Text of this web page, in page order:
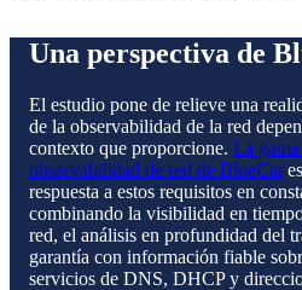
Una perspectiva de
El estudio pone de relieve una
de la observabilidad de la red
contexto que proporcione. La
observabilidad de red de BlueCat
respuesta a estos requisitos en
combinando la visibilidad en
red, el análisis en profundidad del
garantía con información fiable
servicios de DNS, DHCP y